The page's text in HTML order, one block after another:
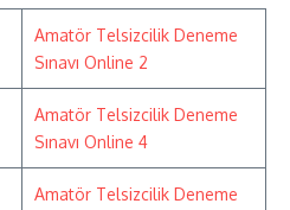
Amatör Telsizcilik Deneme
Sınavı Online 2
Amatör Telsizcilik Deneme
Sınavı Online 4
Amatör Telsizcilik Deneme